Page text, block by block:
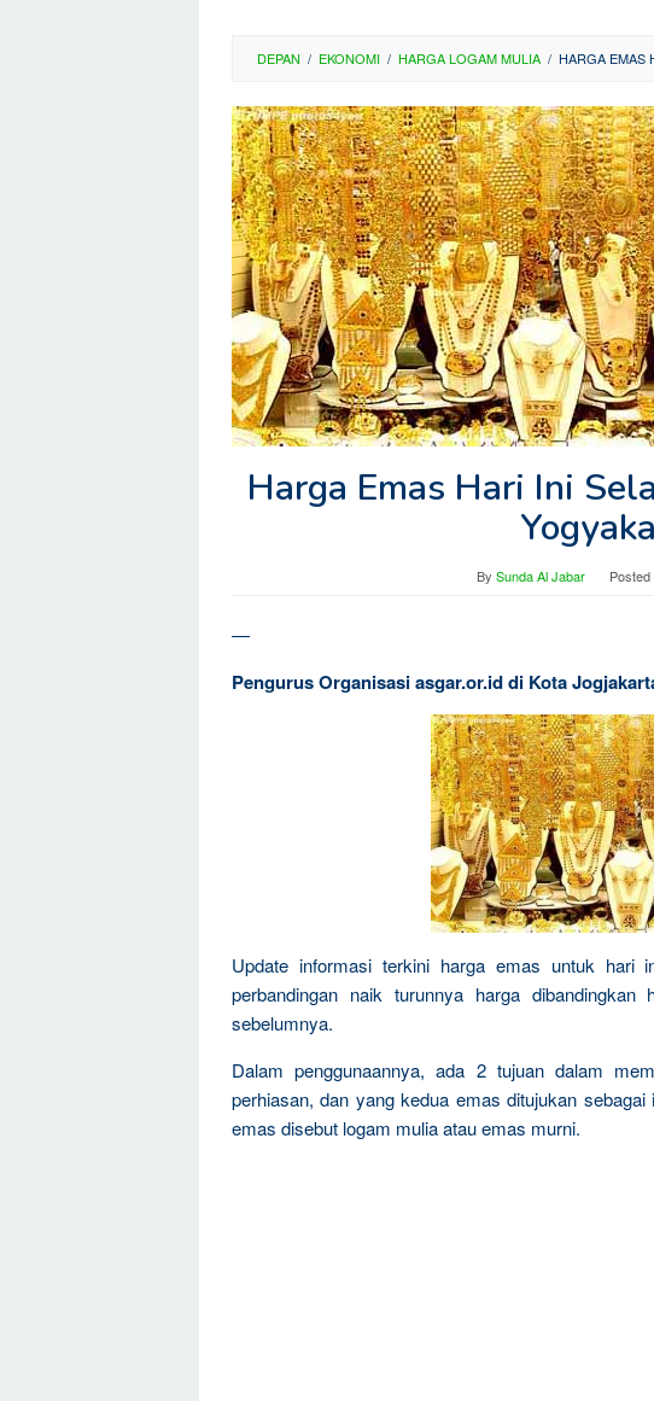
DEPAN / EKONOMI / HARGA LOGAM MULIA / HARGA EMAS
Harga Emas Hari Ini
By Sunda Al Jabar Posted
—
Pengurus Organisasi asgar.or.id di Kota
Update informasi terkini harga emas untuk hari
perbandingan naik turunnya harga
sebelumnya.
Dalam penggunaannya, ada 2 tujuan dalam
perhiasan, dan yang kedua emas ditujukan
emas disebut logam mulia atau emas murni.